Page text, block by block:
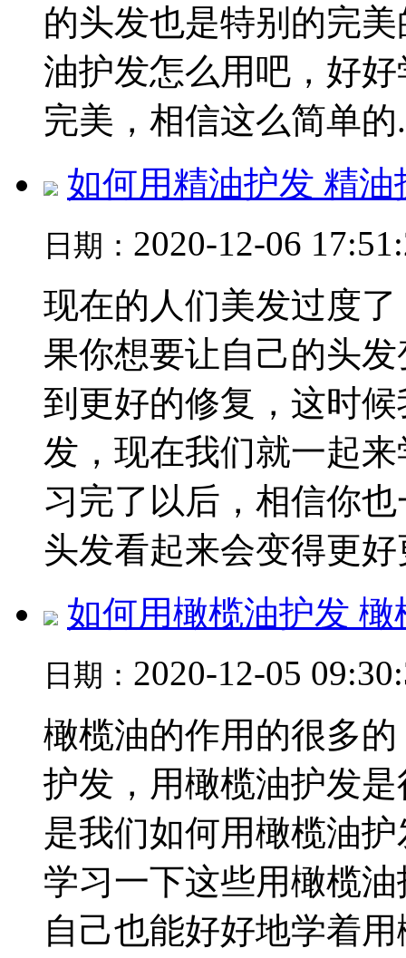
的头发也是特别的完
油护发怎么用吧，好
完美，相信这么简单的
如何用精油护发 精
日期： 2020-12-06
现在的人们美发过度
果你想要让自己的头
到更好的修复，这时
发，现在我们就一起
习完了以后，相信你
头发看起来会变得更好
如何用橄榄油护发
日期： 2020-12-05
橄榄油的作用的很多
护发，用橄榄油护发
是我们如何用橄榄油
学习一下这些用橄榄
自己也能好好地学着